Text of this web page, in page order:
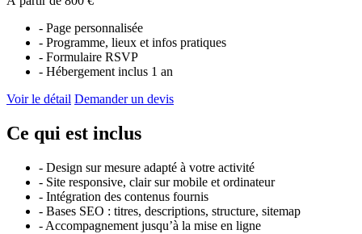
- Page personnalisée
- Programme, lieux et infos pratiques
- Formulaire RSVP
- Hébergement inclus 1 an
Voir le détail Demander un devis
Ce qui est inclus
- Design sur mesure adapté à votre activité
- Site responsive, clair sur mobile et ordinateur
- Intégration des contenus fournis
- Bases SEO : titres, descriptions, structure, sitemap
- Accompagnement jusqu’à la mise en ligne